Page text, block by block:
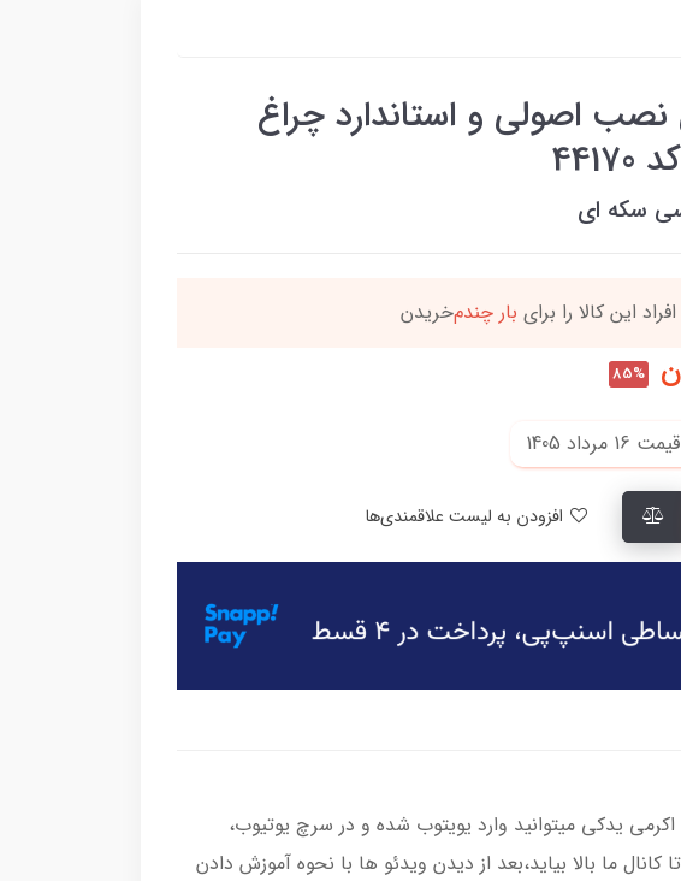
اصولی و استاندارد چراغ
سکه ای
90٪ خریداران ،از این محصول راضی بودن
85%
قیمت 16 مرداد 1405
یدکی میتوانید وارد یویتوب شده و در سرچ یوتیوب،
ما بالا بیاید،بعد از دیدن ویدئو ها با نحوه آموزش دادن